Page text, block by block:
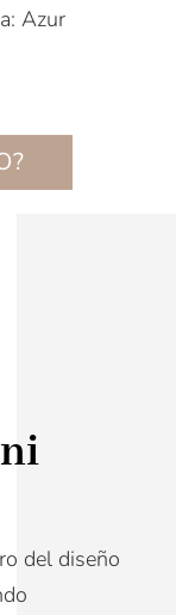
Azur
del diseño